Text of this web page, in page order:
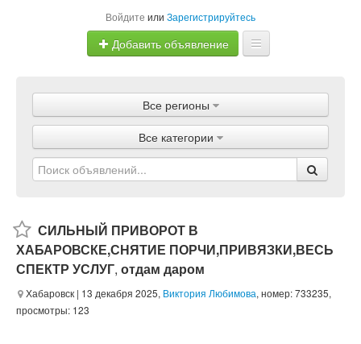
Войдите или Зарегистрируйтесь
Добавить объявление
Объявления
Магазины
Услуги
Все регионы
Все категории
СИЛЬНЫЙ ПРИВОРОТ В
ХАБАРОВСКЕ,СНЯТИЕ ПОРЧИ,ПРИВЯЗКИ,ВЕСЬ
СПЕКТР УСЛУГ, отдам даром
Хабаровск | 13 декабря 2025, Виктория Любимова, номер: 733235,
просмотры: 123